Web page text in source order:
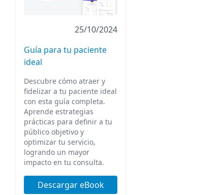
25/10/2024
Guía para tu paciente
ideal
Descubre cómo atraer y
fidelizar a tu paciente ideal
con esta guía completa.
Aprende estrategias
prácticas para definir a tu
público objetivo y
optimizar tu servicio,
logrando un mayor
impacto en tu consulta.
Descargar eBook